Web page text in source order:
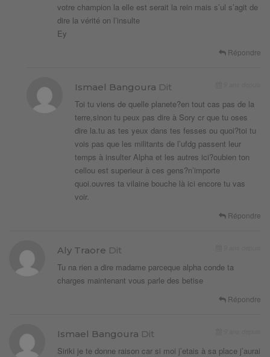
votre champion la elle est serait la rein mais s’ul s’agit de
dire la vérité on l’insulte
Ey
Répondre
Ismael Bangoura Dit
Toi tu viens de quelle planete?en tout cas pas de la
terre,sinon tu peux pas dire à Sory cr que tu oses
dire la.tu as tes yeux dans tes fesses ou quoi?toi tu
vois pas que les militants de l’ufdg passent leur
temps à insulter Alpha et les autres ici?oubien ton
cellou est superieur à ces gens?n’importe
quoi.ouvres ta vilaine bouche là ici encore tu vas
voir.
Répondre
Aly Traore Dit
Tu na rien a dire madame parceque alpha conde ta
charges maintenant vous parle des betise
Répondre
Ismael Bangoura Dit
Siriki je te donne raison car si moi j’etais à sa place j’aurai